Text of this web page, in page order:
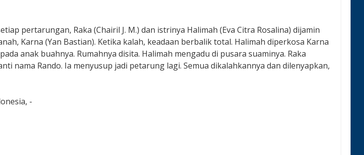
pertarungan, Raka (Chairil J. M.) dan istrinya Halimah (Eva Citra Rosalina) dijamin
Karna (Yan Bastian). Ketika kalah, keadaan berbalik total. Halimah diperkosa Karna
anak buahnya. Rumahnya disita. Halimah mengadu di pusara suaminya. Raka
nama Rando. Ia menyusup jadi petarung lagi. Semua dikalahkannya dan dilenyapkan,
-